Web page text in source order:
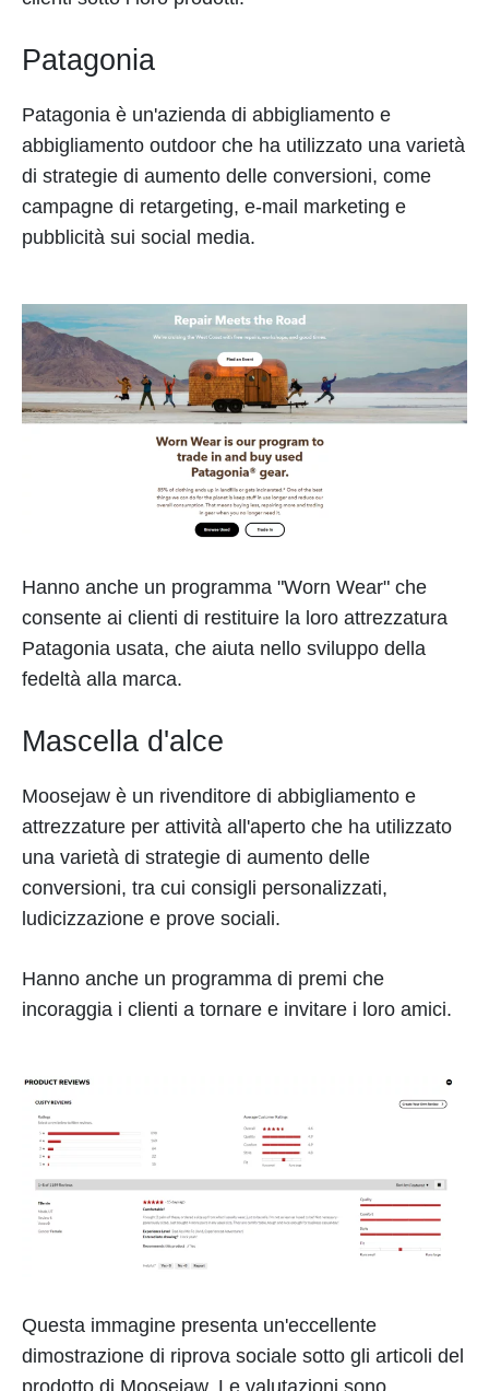
Patagonia
Patagonia è un'azienda di abbigliamento e
abbigliamento outdoor che ha utilizzato una varietà
di strategie di aumento delle conversioni, come
campagne di retargeting, e-mail marketing e
pubblicità sui social media.
Hanno anche un programma "Worn Wear" che
consente ai clienti di restituire la loro attrezzatura
Patagonia usata, che aiuta nello sviluppo della
fedeltà alla marca.
Mascella d'alce
Moosejaw è un rivenditore di abbigliamento e
attrezzature per attività all'aperto che ha utilizzato
una varietà di strategie di aumento delle
conversioni, tra cui consigli personalizzati,
ludicizzazione e prove sociali.
Hanno anche un programma di premi che
incoraggia i clienti a tornare e invitare i loro amici.
Questa immagine presenta un'eccellente
dimostrazione di riprova sociale sotto gli articoli del
prodotto di Moosejaw. Le valutazioni sono